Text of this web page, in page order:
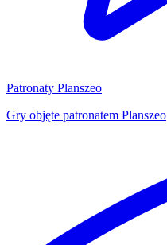
Patronaty Planszeo
Gry objęte patronatem Planszeo